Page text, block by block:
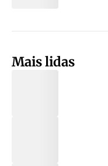
Mais lidas